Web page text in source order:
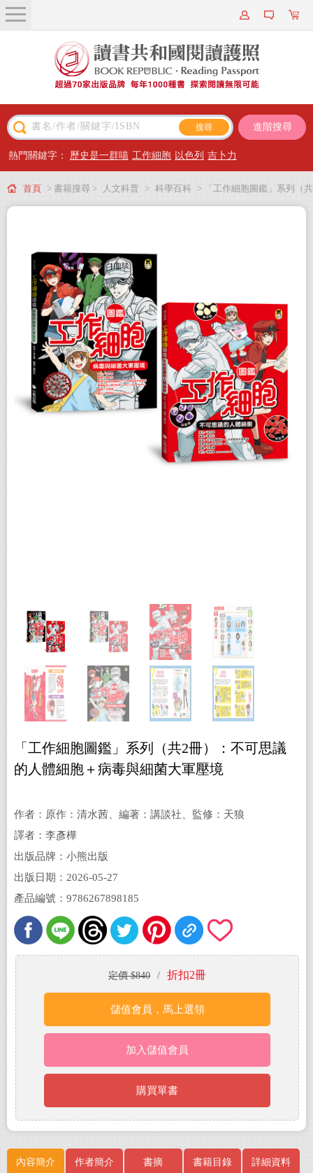
關於我們
近期新書
主題閱讀
出版專區
會員專屬
進階搜尋
熱門關鍵字： 歷史是一群喵 工作細胞 以色列 吉卜力
首頁 > 書籍搜尋 > 人文科普 > 科學百科 > 「工作細胞圖鑑」系列（共
「工作細胞圖鑑」系列（共2冊）：不可思議
的人體細胞＋病毒與細菌大軍壓境
作者：原作：清水茜、編著：講談社、監修：天狼
星編輯部；工作細胞製作委員會、醫療監修：原田
知幸（醫療法人光會 Park 醫院院長）、審訂：陳敬
倫（橙安親子診所院長）
譯者：李彥樺
出版品牌：小熊出版
出版日期：2026-05-27
產品編號：9786267898185
定價 $840 / 折扣2冊
儲值會員，馬上選領
加入儲值會員
購買單書
內容簡介 作者簡介 書摘 書籍目錄 詳細資料